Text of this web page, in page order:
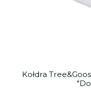
Kołdra